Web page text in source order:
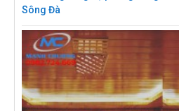
Sông Đà